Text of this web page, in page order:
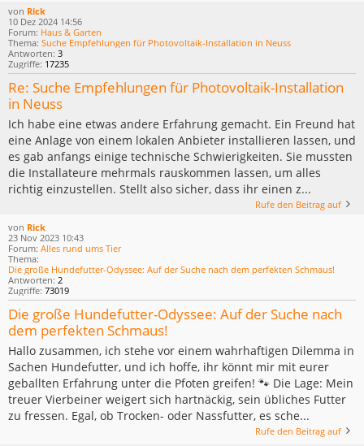
von Rick
10 Dez 2024 14:56
Forum: Haus & Garten
Thema: Suche Empfehlungen für Photovoltaik-Installation in Neuss
Antworten: 3
Zugriffe: 17235
Re: Suche Empfehlungen für Photovoltaik-Installation
in Neuss
Ich habe eine etwas andere Erfahrung gemacht. Ein Freund hat
eine Anlage von einem lokalen Anbieter installieren lassen, und
es gab anfangs einige technische Schwierigkeiten. Sie mussten
die Installateure mehrmals rauskommen lassen, um alles
richtig einzustellen. Stellt also sicher, dass ihr einen z...
Rufe den Beitrag auf
von Rick
23 Nov 2023 10:43
Forum: Alles rund ums Tier
Thema:
Die große Hundefutter-Odyssee: Auf der Suche nach dem perfekten Schmaus!
Antworten: 2
Zugriffe: 73019
Die große Hundefutter-Odyssee: Auf der Suche nach
dem perfekten Schmaus!
Hallo zusammen, ich stehe vor einem wahrhaftigen Dilemma in
Sachen Hundefutter, und ich hoffe, ihr könnt mir mit eurer
geballten Erfahrung unter die Pfoten greifen! 🐾 Die Lage: Mein
treuer Vierbeiner weigert sich hartnäckig, sein übliches Futter
zu fressen. Egal, ob Trocken- oder Nassfutter, es sche...
Rufe den Beitrag auf